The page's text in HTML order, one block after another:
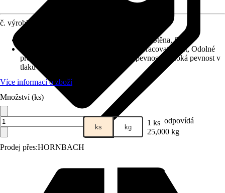
Prodej přes:HORNBACH
č. výrobku
Exteriér, Interiér, Podlaha, Stěna, Strop
Dobrá soudržnost, Dobrá zpracovatelnost, Odolné
proti povětrnostním vlivům, Vysoká pevnost, Vysoká pevnost v
tlaku
Více informací o zboží
Množství (ks)
ks kg 1 ks odpovídá
25,000 kg